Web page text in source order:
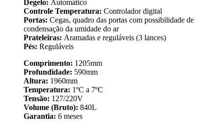
Degelo: Automático
Controle Temperatura: Controlador digital
Portas: Cegas, quadro das portas com possibilidade de
condensação da umidade do ar
Prateleiras: Aramadas e reguláveis (3 lances)
Pés: Reguláveis
Comprimento: 1205mm
Profundidade: 590mm
Altura: 1960mm
Temperatura: 1ºC a 7ºC
Tensão: 127/220V
Volume (Bruto): 840L
Garantia: 6 meses